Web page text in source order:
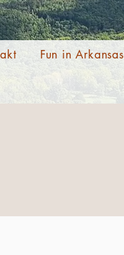
Fun in Arkansas